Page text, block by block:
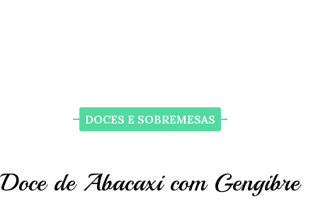
DOCES E SOBREMESAS
ok
Doce de Abacaxi com Gengibre